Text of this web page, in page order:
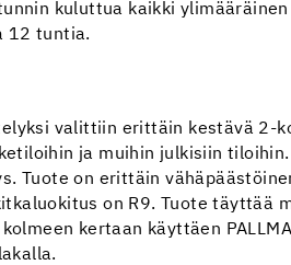
kuluttua kaikki
12 tuntia.
valittiin erittäin kestävä 2-
ja muihin julkisiin tiloihin.
on erittäin
on R9. Tuote täyttää
kertaan käyttäen